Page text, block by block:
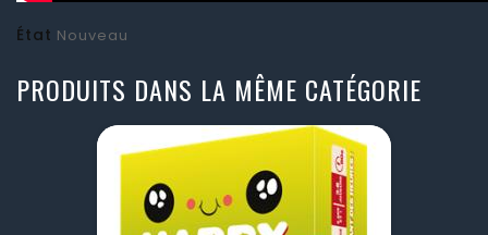
État Nouveau
PRODUITS DANS LA MÊME CATÉGORIE